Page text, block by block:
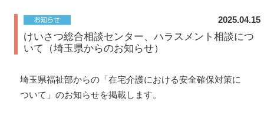
2025.04.15
けいさつ総合相談センター、ハラスメント相談につ
いて（埼玉県からのお知らせ）
埼玉県福祉部からの「在宅介護における安全確保対策に
ついて」のお知らせを掲載します。